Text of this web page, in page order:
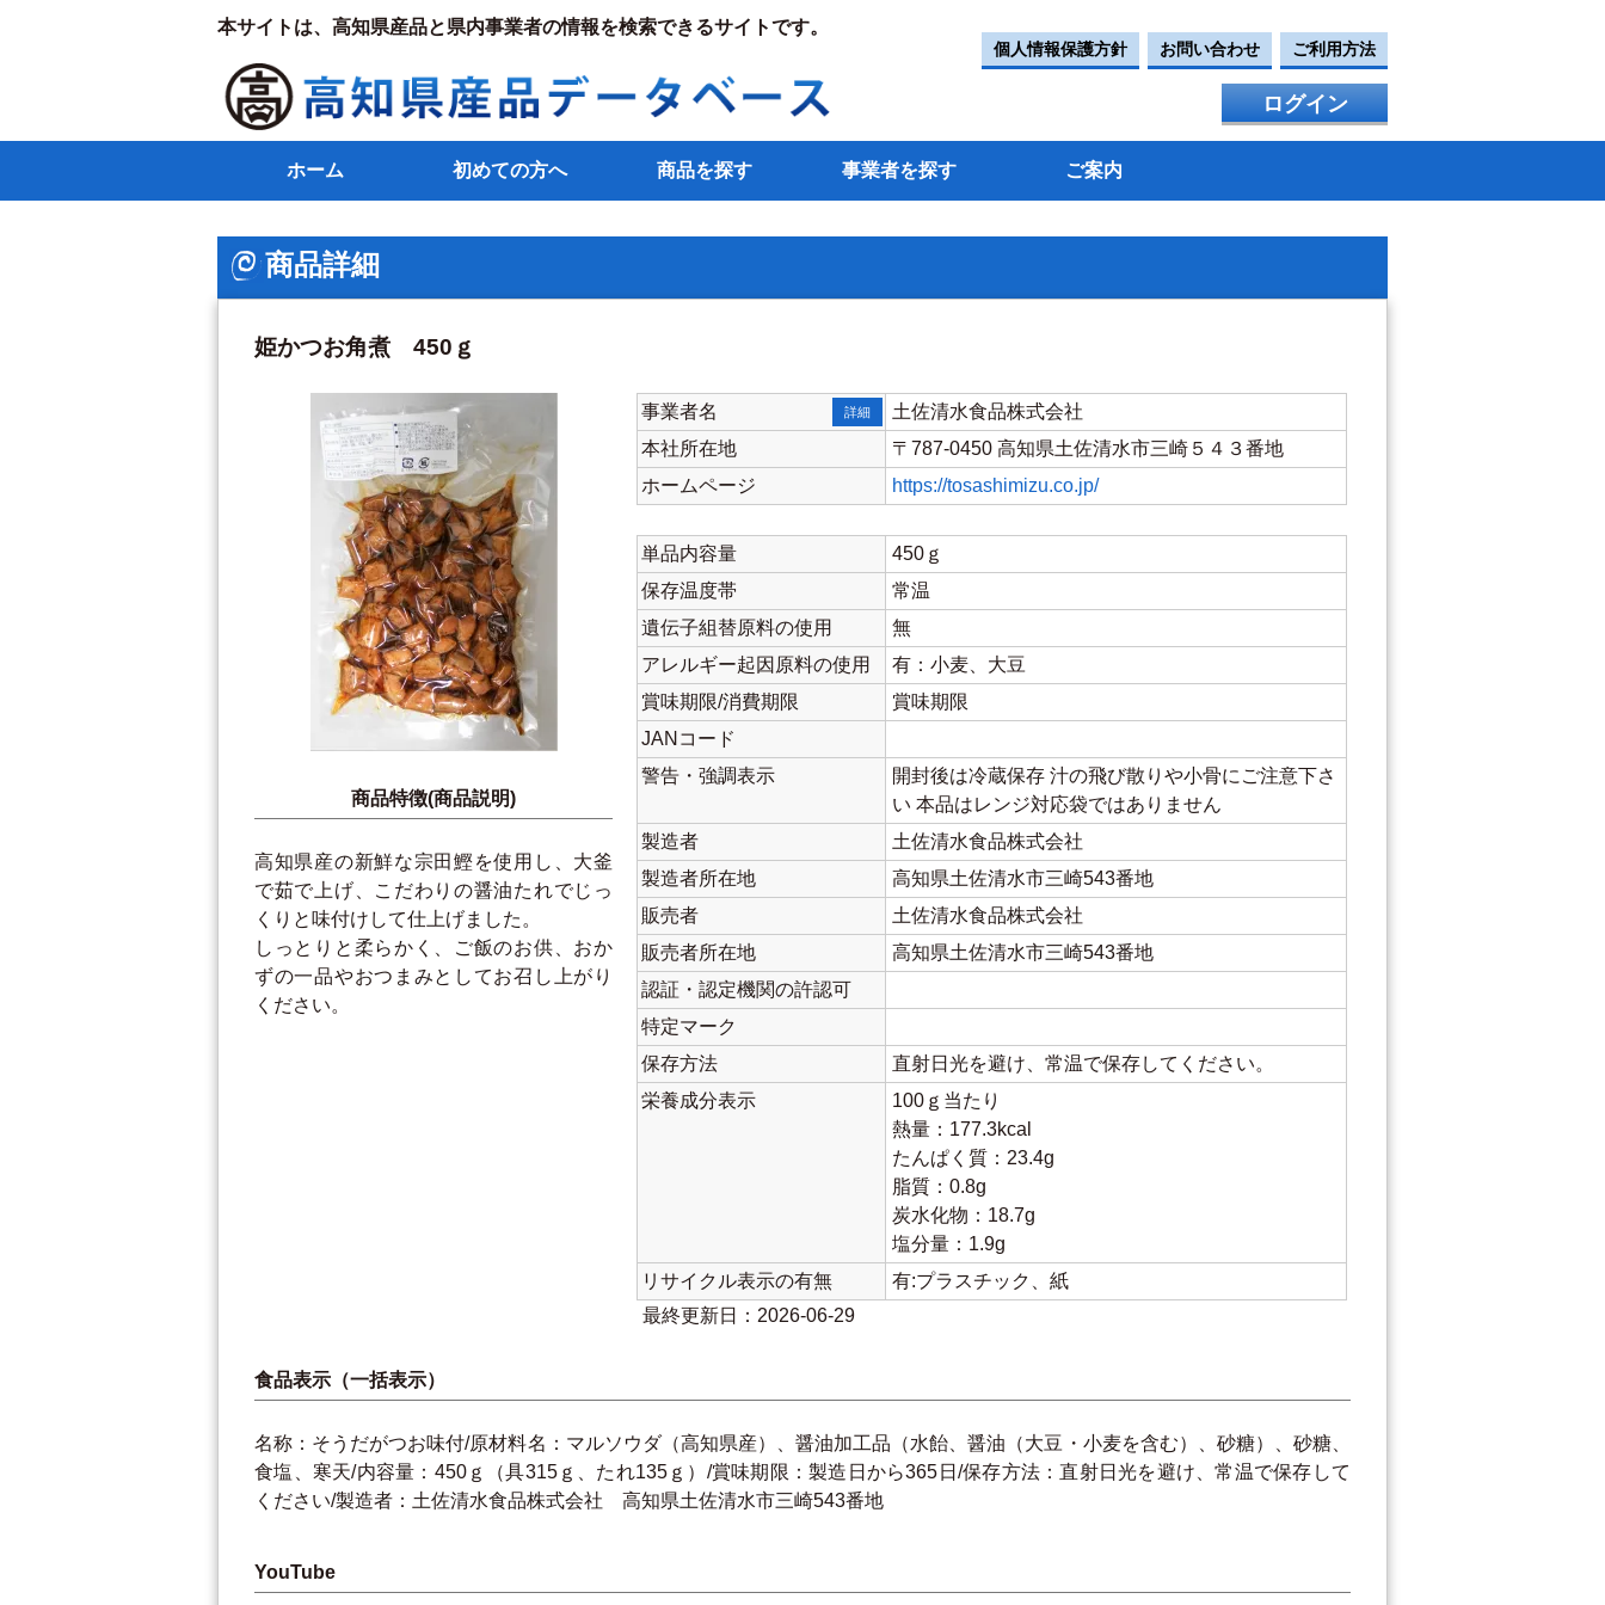
本サイトは、高知県産品と県内事業者の情報を検索できるサイトです。
個人情報保護方針 お問い合わせ ご利用方法
ログイン
ホーム 初めての方へ 商品を探す 事業者を探す ご案内
商品詳細
姫かつお角煮 450ｇ
商品特徴(商品説明)
高知県産の新鮮な宗田鰹を使用し、大釜
で茹で上げ、こだわりの醤油たれでじっ
くりと味付けして仕上げました。
しっとりと柔らかく、ご飯のお供、おか
ずの一品やおつまみとしてお召し上がり
ください。
事業者名 詳細
土佐清水食品株式会社
本社所在地
〒787-0450 高知県土佐清水市三崎５４３番地
ホームページ
https://tosashimizu.co.jp/
単品内容量
450ｇ
保存温度帯
常温
遺伝子組替原料の使用
無
アレルギー起因原料の使用
有：小麦、大豆
賞味期限/消費期限
賞味期限
JANコード
警告・強調表示
開封後は冷蔵保存 汁の飛び散りや小骨にご注意下さ
い 本品はレンジ対応袋ではありません
製造者
土佐清水食品株式会社
製造者所在地
高知県土佐清水市三崎543番地
販売者
土佐清水食品株式会社
販売者所在地
高知県土佐清水市三崎543番地
認証・認定機関の許認可
特定マーク
保存方法
直射日光を避け、常温で保存してください。
栄養成分表示
100ｇ当たり
熱量：177.3kcal
たんぱく質：23.4g
脂質：0.8g
炭水化物：18.7g
塩分量：1.9g
リサイクル表示の有無
有:プラスチック、紙
最終更新日：2026-06-29
食品表示（一括表示）
名称：そうだがつお味付/原材料名：マルソウダ（高知県産）、醤油加工品（水飴、醤油（大豆・小麦を含む）、砂糖）、砂糖、
食塩、寒天/内容量：450ｇ（具315ｇ、たれ135ｇ）/賞味期限：製造日から365日/保存方法：直射日光を避け、常温で保存して
ください/製造者：土佐清水食品株式会社 高知県土佐清水市三崎543番地
YouTube